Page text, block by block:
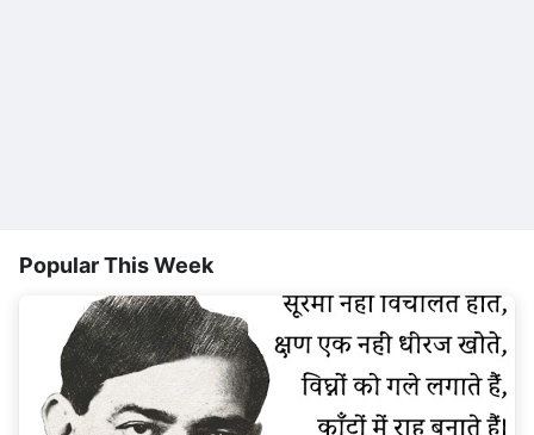
Popular This Week